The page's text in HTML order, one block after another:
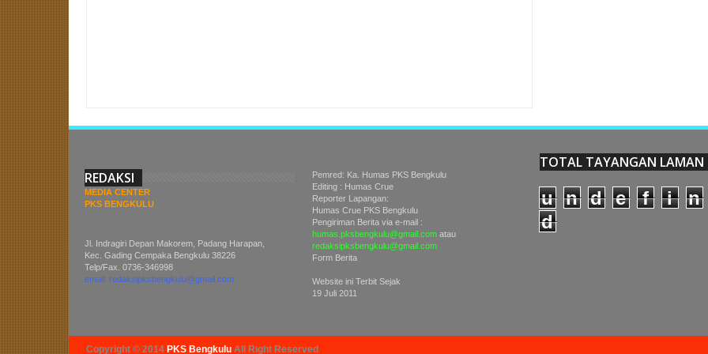
REDAKSI
MEDIA CENTER
PKS BENGKULU
Jl. Indragiri Depan Makorem, Padang Harapan,
Kec. Gading Cempaka Bengkulu 38226
Telp/Fax. 0736-346998
email: redaksipksbengkulu@gmail.com
Pemred: Ka. Humas PKS Bengkulu
Editing : Humas Crue
Reporter Lapangan:
Humas Crue PKS Bengkulu
Pengiriman Berita via e-mail :
humas.pksbengkulu@gmail.comatau
redaksipksbengkulu@gmail.com
Form Berita
Website ini Terbit Sejak
19 Juli 2011
TOTAL TAYANGAN LAMAN
u n d e f i
n
d
Copyright © 2014 PKS BengkuluAll Right Reserved